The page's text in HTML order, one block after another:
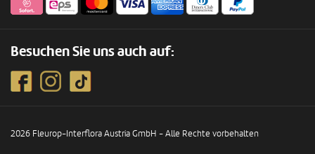
Besuchen Sie uns auch auf:
2026 Fleurop-Interflora Austria GmbH - Alle Rechte vorbehalten